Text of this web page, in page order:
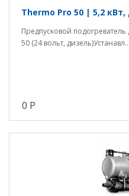
Thermo Pro 50 | 5,2 кВт,
Предпусковой
50 (24 вольт, дизель)Устанавл..
0 Р